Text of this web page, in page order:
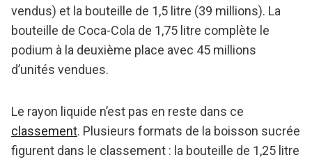
vendus) et la bouteille de 1,5 litre (39 millions). La
bouteille de Coca-Cola de 1,75 litre complète le
podium à la deuxième place avec 45 millions
d’unités vendues.
Le rayon liquide n’est pas en reste dans ce
classement. Plusieurs formats de la boisson sucrée
figurent dans le classement : la bouteille de 1,25 litre